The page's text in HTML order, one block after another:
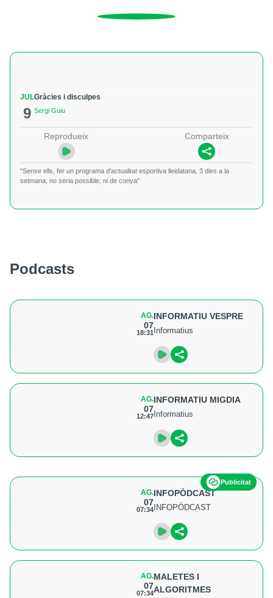
JUL
9
Gràcies i disculpes
Sergi Guiu
Reprodueix Comparteix
"Sense ells, fer un programa d'actualitat esportiva lleidatana, 3 dies a la
setmana, no seria possible, ni de conya"
Podcasts
AG.
07
18:31
INFORMATIU VESPRE
Informatius
AG.
07
12:47
INFORMATIU MIGDIA
Informatius
Publicitat
AG.
07
07:34
INFOPÒDCAST
INFOPÒDCAST
AG.
07
07:34
MALETES I
ALGORITMES